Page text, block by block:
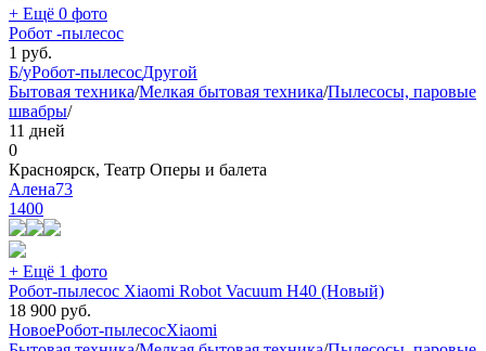
+ Ещё 0 фото
Робот -пылесос
1 руб.
Б/уРобот-пылесосДругой
Бытовая техника/Мелкая бытовая техника/Пылесосы, паровые
швабры/
11 дней
0
Красноярск, Театр Оперы и балета
Алена73
1400
+ Ещё 1 фото
Робот-пылесос Xiaomi Robot Vacuum H40 (Новый)
18 900 руб.
НовоеРобот-пылесосXiaomi